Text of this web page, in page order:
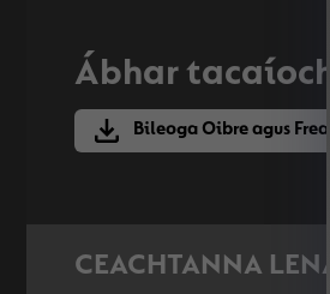
Ábhar
Bileoga Oibre agus
CEACHTANNA